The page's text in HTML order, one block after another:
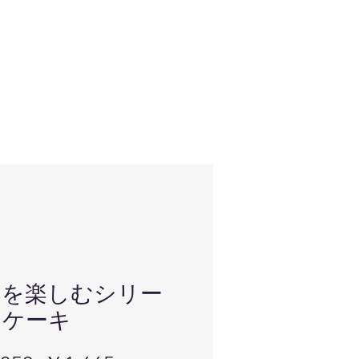
楽しむシリー
ーキ